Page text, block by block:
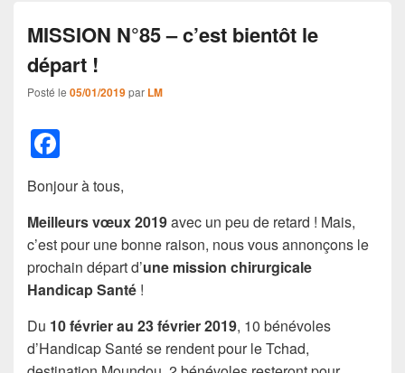
MISSION N°85 – c’est bientôt le
départ !
Posté le 05/01/2019par LM
a
c
e
b
o
o
k
Bonjour à tous,
Meilleurs vœux 2019avec un peu de retard ! Mais,
c’est pour une bonne raison, nous vous annonçons le
prochain départ d’une mission chirurgicale
Handicap Santé !
Du 10 février au 23 février 2019, 10 bénévoles
d’Handicap Santé se rendent pour le Tchad,